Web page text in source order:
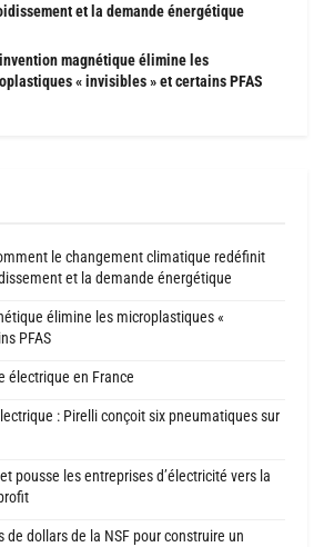
et la demande énergétique
magnétique élimine les
« invisibles » et certains PFAS
le changement climatique redéfinit
et la demande énergétique
élimine les microplastiques «
PFAS
électrique en France
: Pirelli conçoit six pneumatiques sur
pousse les entreprises d’électricité vers la
de dollars de la NSF pour construire un